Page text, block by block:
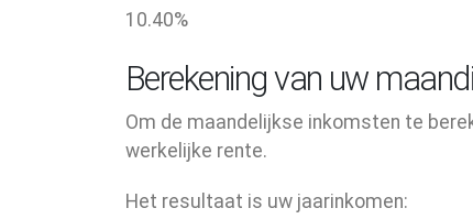
10.40%
Berekening van uw
Om de maandelijkse inkomsten te
werkelijke rente.
Het resultaat is uw jaarinkomen: